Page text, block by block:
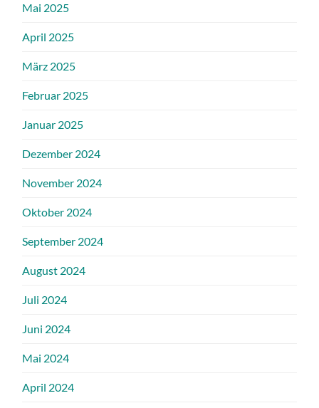
Mai 2025
April 2025
März 2025
Februar 2025
Januar 2025
Dezember 2024
November 2024
Oktober 2024
September 2024
August 2024
Juli 2024
Juni 2024
Mai 2024
April 2024